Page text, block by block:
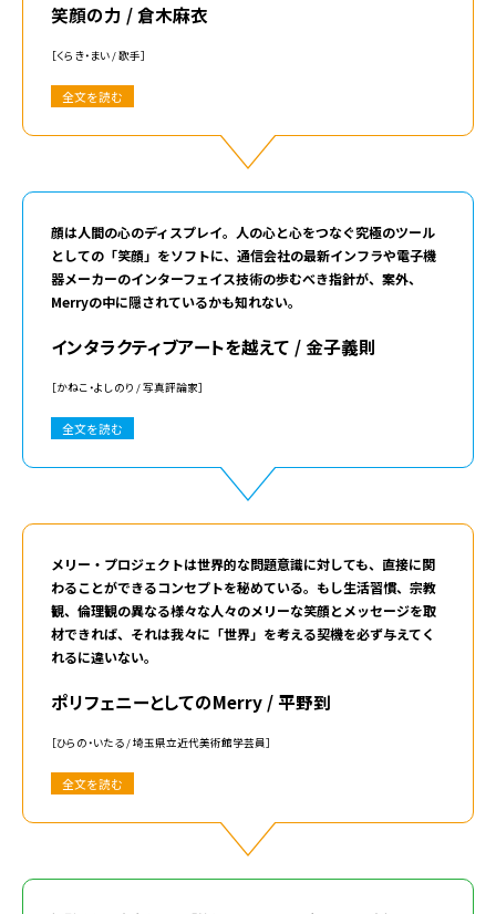
笑顔の力 / 倉木麻衣
［くらき・まい / 歌手］
全文を読む
顔は人間の心のディスプレイ。人の心と心をつなぐ究極のツール
としての「笑顔」をソフトに、通信会社の最新インフラや電子機
器メーカーのインターフェイス技術の歩むべき指針が、案外、
Merryの中に隠されているかも知れない。
インタラクティブアートを越えて / 金子義則
［かねこ・よしのり / 写真評論家］
全文を読む
メリー・プロジェクトは世界的な問題意識に対しても、直接に関
わることができるコンセプトを秘めている。もし生活習慣、宗教
観、倫理観の異なる様々な人々のメリーな笑顔とメッセージを取
材できれば、それは我々に「世界」を考える契機を必ず与えてく
れるに違いない。
ポリフェニーとしてのMerry / 平野到
［ひらの・いたる / 埼玉県立近代美術館学芸員］
全文を読む